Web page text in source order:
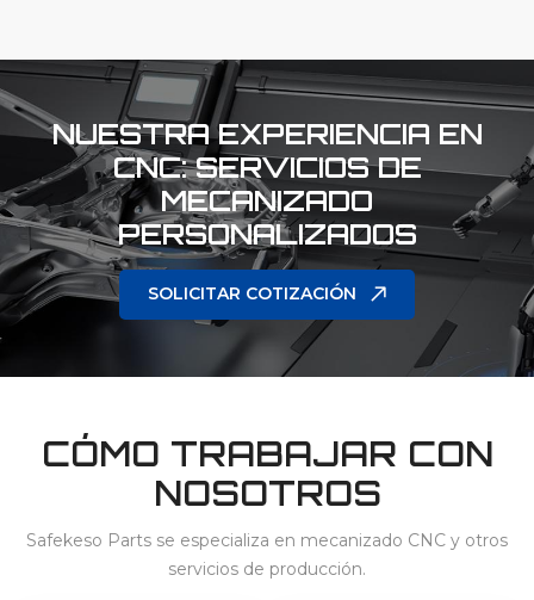
NUESTRA EXPERIENCIA EN
CNC: SERVICIOS DE
MECANIZADO
PERSONALIZADOS
SOLICITAR COTIZACIÓN
CÓMO TRABAJAR CON
NOSOTROS
Safekeso Parts se especializa en mecanizado CNC y otros
servicios de producción.